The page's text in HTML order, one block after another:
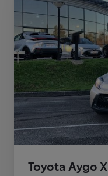
Toyota Aygo X